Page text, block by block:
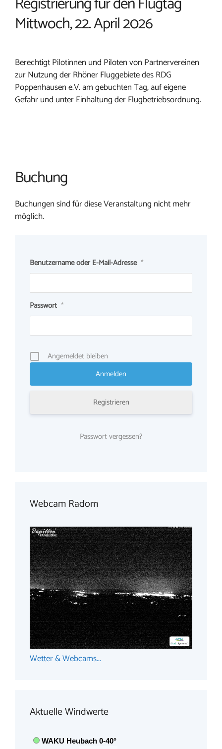
Mittwoch, 22. April 2026
Berechtigt Pilotinnen und Piloten von Partnervereinen
zur Nutzung der Rhöner Fluggebiete des RDG
Poppenhausen e.V. am gebuchten Tag, auf eigene
Gefahr und unter Einhaltung der Flugbetriebsordnung.
Buchung
Buchungen sind für diese Veranstaltung nicht mehr
möglich.
Benutzername oder E-Mail-Adresse *
Passwort *
Angemeldet bleiben
Registrieren
Passwort vergessen?
Webcam Radom
Wetter & Webcams...
Aktuelle Windwerte